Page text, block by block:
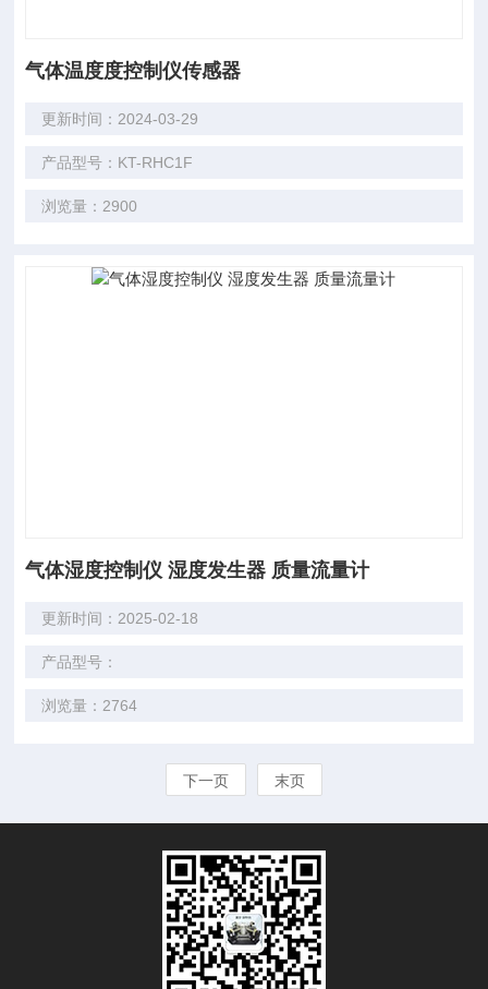
气体温度度控制仪传感器
更新时间：2024-03-29
产品型号：KT-RHC1F
浏览量：2900
气体湿度控制仪 湿度发生器 质量流量计
更新时间：2025-02-18
产品型号：
浏览量：2764
下一页 末页